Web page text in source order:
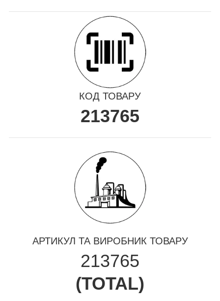
КОД ТОВАРУ
213765
АРТИКУЛ ТА ВИРОБНИК ТОВАРУ
213765
(TOTAL)